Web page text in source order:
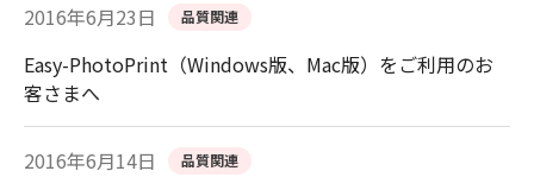
2016年6月23日 品質関連
Easy-PhotoPrint（Windows版、Mac版）をご利用のお
客さまへ
2016年6月14日 品質関連